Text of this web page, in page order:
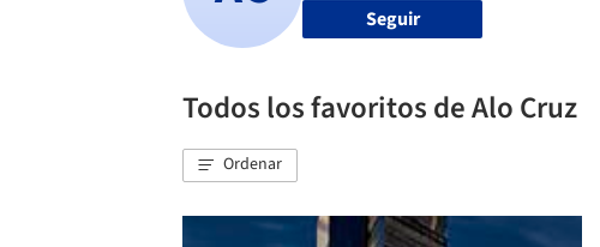
Seguir
Todos los favoritos de Alo Cruz
Ordenar